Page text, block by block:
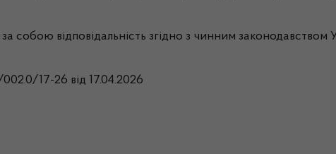
собою відповідальність згідно з чинним законодавством
17-26 від 17.04.2026